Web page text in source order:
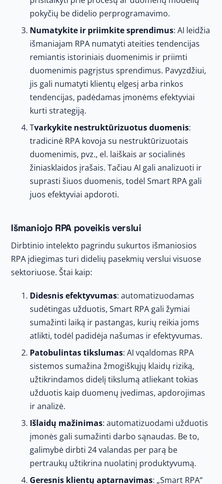
pokyčių be didelio perprogramavimo.
Numatykite ir priimkite sprendimus: AI leidžia
išmaniajam RPA numatyti ateities tendencijas
remiantis istoriniais duomenimis ir priimti
duomenimis pagrįstus sprendimus. Pavyzdžiui,
jis gali numatyti klientų elgesį arba rinkos
tendencijas, padėdamas įmonėms efektyviai
kurti strategiją.
Tvarkykite nestruktūrizuotus duomenis:
tradicinė RPA kovoja su nestruktūrizuotais
duomenimis, pvz., el. laiškais ar socialinės
žiniasklaidos įrašais. Tačiau AI gali analizuoti ir
suprasti šiuos duomenis, todėl Smart RPA gali
juos efektyviai apdoroti.
Išmaniojo RPA poveikis verslui
Dirbtinio intelekto pagrindu sukurtos išmaniosios
RPA įdiegimas turi didelių pasekmių verslui visuose
sektoriuose. Štai kaip:
Didesnis efektyvumas: automatizuodamas
sudėtingas užduotis, Smart RPA gali žymiai
sumažinti laiką ir pastangas, kurių reikia joms
atlikti, todėl padidėja našumas ir efektyvumas.
Patobulintas tikslumas: AI vqaldomas RPA
sistemos sumažina žmogiškųjų klaidų riziką,
užtikrindamos didelį tikslumą atliekant tokias
užduotis kaip duomenų įvedimas, apdorojimas
ir analizė.
Išlaidų mažinimas: automatizuodami užduotis
įmonės gali sumažinti darbo sąnaudas. Be to,
galimybė dirbti 24 valandas per parą be
pertraukų užtikrina nuolatinį produktyvumą.
Geresnis klientų aptarnavimas: „Smart RPA“